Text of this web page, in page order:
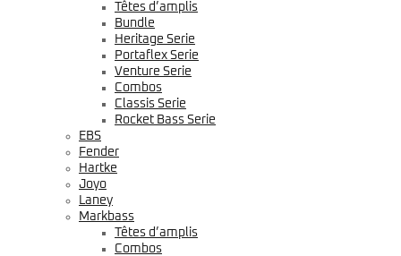
Têtes d’amplis
Bundle
Heritage Serie
Portaflex Serie
Venture Serie
Combos
Classis Serie
Rocket Bass Serie
EBS
Fender
Hartke
Joyo
Laney
Markbass
Têtes d’amplis
Combos